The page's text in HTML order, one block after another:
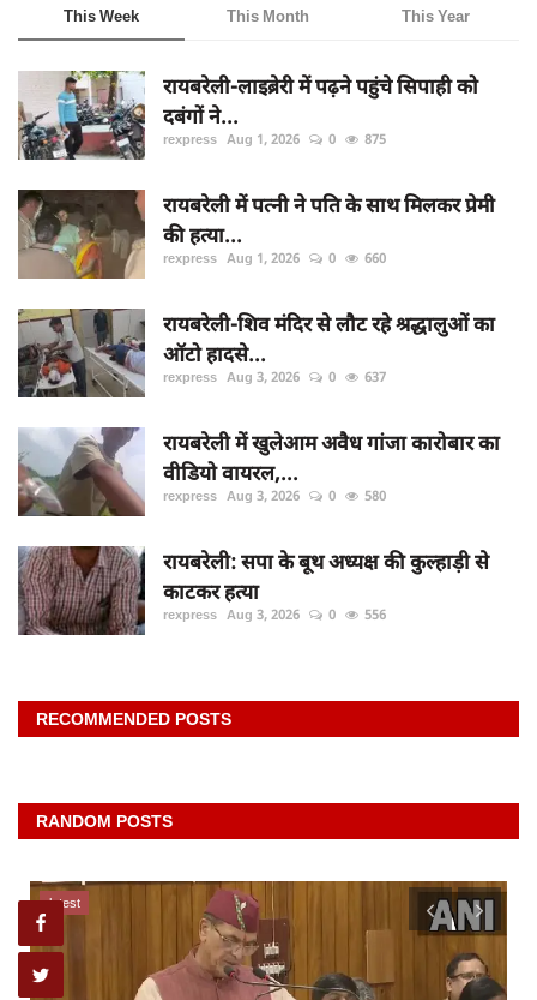
This Week This Month This Year
रायबरेली-लाइब्रेरी में पढ़ने पहुंचे सिपाही को
दबंगों ने...
rexpress Aug 1, 2026 0 875
रायबरेली में पत्नी ने पति के साथ मिलकर प्रेमी
की हत्या...
rexpress Aug 1, 2026 0 660
रायबरेली-शिव मंदिर से लौट रहे श्रद्धालुओं का
ऑटो हादसे...
rexpress Aug 3, 2026 0 637
रायबरेली में खुलेआम अवैध गांजा कारोबार का
वीडियो वायरल,...
rexpress Aug 3, 2026 0 580
रायबरेली: सपा के बूथ अध्यक्ष की कुल्हाड़ी से
काटकर हत्या
rexpress Aug 3, 2026 0 556
RECOMMENDED POSTS
RANDOM POSTS
latest